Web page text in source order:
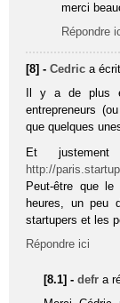
merci
Répondre
[8] -Cedric a écrit
Il y a de plus
entrepreneurs
que quelques
Et
http://
Peut-être que le
heures, un peu
startupers et les
Répondre ici
[8.1] -defr a